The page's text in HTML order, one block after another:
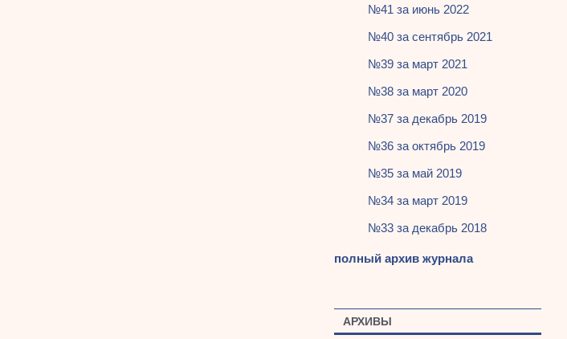
№41 за июнь 2022
№40 за сентябрь 2021
№39 за март 2021
№38 за март 2020
№37 за декабрь 2019
№36 за октябрь 2019
№35 за май 2019
№34 за март 2019
№33 за декабрь 2018
полный архив журнала
АРХИВЫ